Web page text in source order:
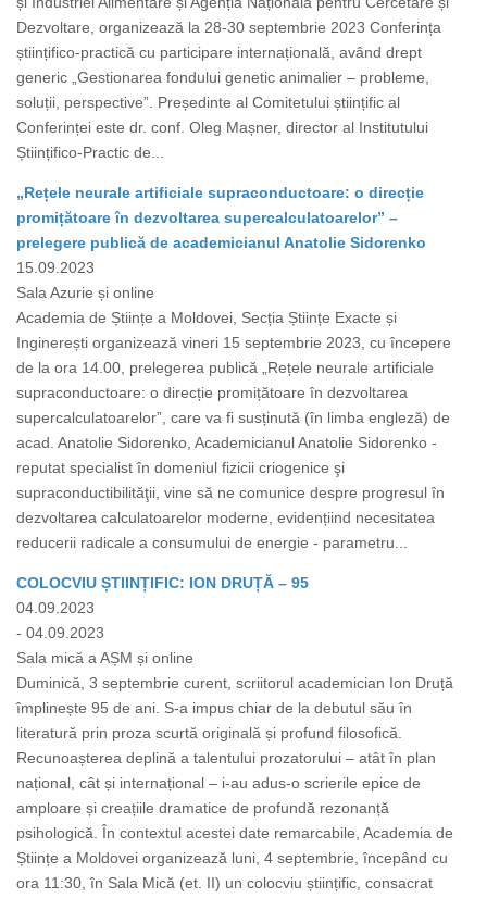
Dezvoltare, organizează la 28-30 septembrie 2023 Сonferința
științifico-practică cu participare internațională, având drept
generic „Gestionarea fondului genetic animalier – probleme,
soluții, perspective”. Președinte al Comitetului științific al
Conferinței este dr. conf. Oleg Mașner, director al Institutului
Științifico-Practic de...
„Rețele neurale artificiale supraconductoare: o direcție
promițătoare în dezvoltarea supercalculatoarelor” –
prelegere publică de academicianul Anatolie Sidorenko
15.09.2023
Sala Azurie și online
Academia de Științe a Moldovei, Secția Științe Exacte și
Inginerești organizează vineri 15 septembrie 2023, cu începere
de la ora 14.00, prelegerea publică „Rețele neurale artificiale
supraconductoare: o direcție promițătoare în dezvoltarea
supercalculatoarelor”, care va fi susținută (în limba engleză) de
acad. Anatolie Sidorenko, Academicianul Anatolie Sidorenko -
reputat specialist în domeniul fizicii criogenice şi
supraconductibilităţii, vine să ne comunice despre progresul în
dezvoltarea calculatoarelor moderne, evidențiind necesitatea
reducerii radicale a consumului de energie - parametru...
COLOCVIU ȘTIINȚIFIC: ION DRUȚĂ – 95
04.09.2023
- 04.09.2023
Sala mică a AȘM și online
Duminică, 3 septembrie curent, scriitorul academician Ion Druță
împlinește 95 de ani. S-a impus chiar de la debutul său în
literatură prin proza scurtă originală și profund filosofică.
Recunoașterea deplină a talentului prozatorului – atât în plan
național, cât și internațional – i-au adus-o scrierile epice de
amploare și creațiile dramatice de profundă rezonanță
psihologică. În contextul acestei date remarcabile, Academia de
Științe a Moldovei organizează luni, 4 septembrie, începând cu
ora 11:30, în Sala Mică (et. II) un colocviu științific, consacrat